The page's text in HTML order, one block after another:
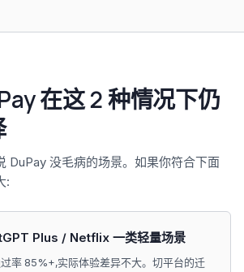
在这 2 种情况下仍
DuPay 没毛病的场景。如果你符合下面
:
Plus / Netflix 一类轻量场景
率 85%+,实际体验差异不大。切平台的迁